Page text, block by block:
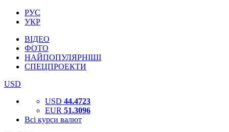
РУС
УКР
ВІДЕО
ФОТО
НАЙПОПУЛЯРНІШІ
СПЕЦПРОЕКТИ
USD
USD 44.4723
EUR 51.3096
Всі курси валют